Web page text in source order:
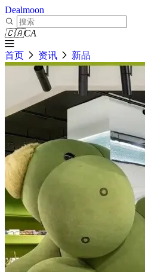
Dealmoon
🇨🇦CA
首页 资讯 新品